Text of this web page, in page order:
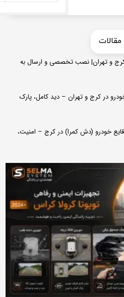
کرج و تهران| نصب تخصصی و ارسال به
دوربین ۳۶۰ درجه خودرو در کرج و تهران – دید کامل، پارک
خودرو (دش کمرا) در کرج – امنیت،